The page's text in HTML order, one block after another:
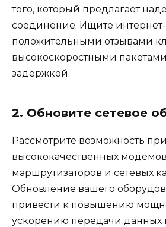
того, который предлагает
соединение. Ищите
положительными отзывами
высокоскоростными
задержкой.
2. Обновите сетевое
Рассмотрите возможность
высококачественных
маршрутизаторов и сетевых
Обновление вашего
привести к повышению
ускорению передачи данных